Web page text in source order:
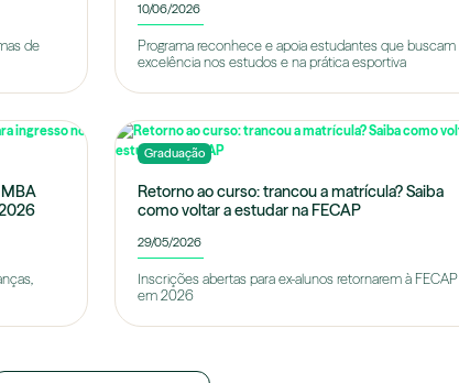
de
10/06/2026
Programa reconhece e apoia estudantes que buscam
excelência nos estudos e na prática esportiva
Graduação
Retorno ao curso: trancou a matrícula? Saiba
como voltar a estudar na FECAP
29/05/2026
Inscrições abertas para ex-alunos retornarem à FECAP
em 2026